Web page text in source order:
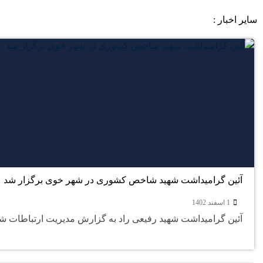
سایر اخبار :
آئین گرامیداشت شهید شاخص کشوری در شهر خوی برگزار شد
1 اسفند 1402
آئین گرامیداشت شهید رفیعی راد به گزارش مدیریت ارتباطات